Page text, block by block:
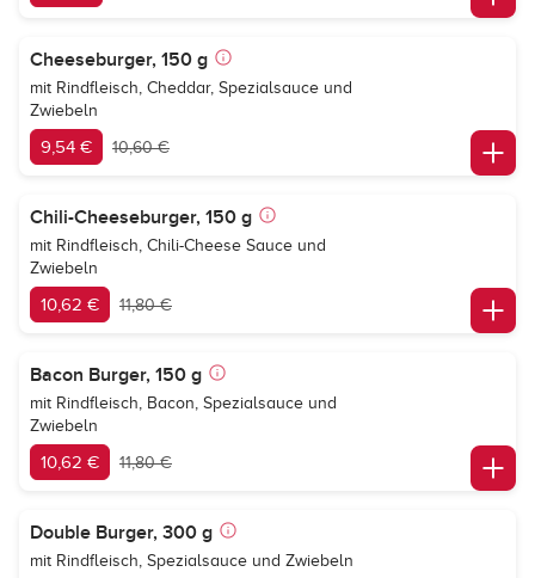
Cheeseburger, 150 g
mit Rindfleisch, Cheddar, Spezialsauce und
Zwiebeln
9,54 € 10,60 €
Chili-Cheeseburger, 150 g
mit Rindfleisch, Chili-Cheese Sauce und
Zwiebeln
10,62 € 11,80 €
Bacon Burger, 150 g
mit Rindfleisch, Bacon, Spezialsauce und
Zwiebeln
10,62 € 11,80 €
Double Burger, 300 g
mit Rindfleisch, Spezialsauce und Zwiebeln